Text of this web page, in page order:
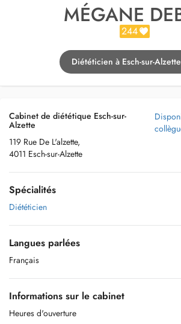
MÉGANE
244
Diététicien à Esch-sur-Alzette
Cabinet de diététique Esch-sur-
Alzette
119 Rue De L'alzette,
4011 Esch-sur-Alzette
Spécialités
Diététicien
Langues parlées
Français
Informations sur le cabinet
Heures d'ouverture